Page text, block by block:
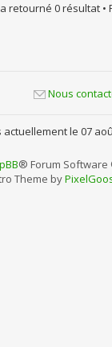
retourné 0 résultat •
Nous
le 07
® Forum Software
Theme by